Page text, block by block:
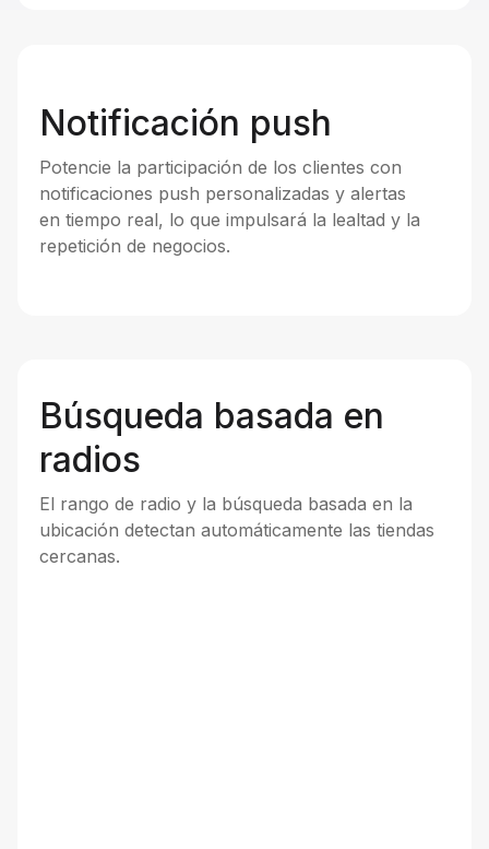
Notificación push
Potencie la participación de los clientes con
notificaciones push personalizadas y alertas
en tiempo real, lo que impulsará la lealtad y la
repetición de negocios.
Búsqueda basada en
radios
El rango de radio y la búsqueda basada en la
ubicación detectan automáticamente las tiendas
cercanas.